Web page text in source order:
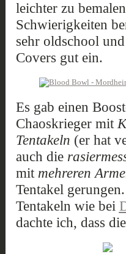
leichter zu
Schwierigkeiten
sehr oldschool
Covers gut ein.
Es gab einen
Chaoskrieger mit
Tentakeln (er hat
auch die
mit mehreren
Tentakel
Tentakeln wie bei
dachte ich, dass